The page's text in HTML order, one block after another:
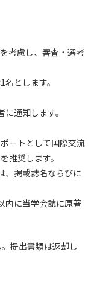
考慮し、審査・選考
とします。
通知します。
ートとして国際交流
推奨します。
、掲載誌名ならびに
内に当学会誌に原著
提出書類は返却し